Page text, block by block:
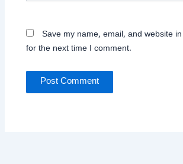
Save my name, email, and website
for the next time I comment.